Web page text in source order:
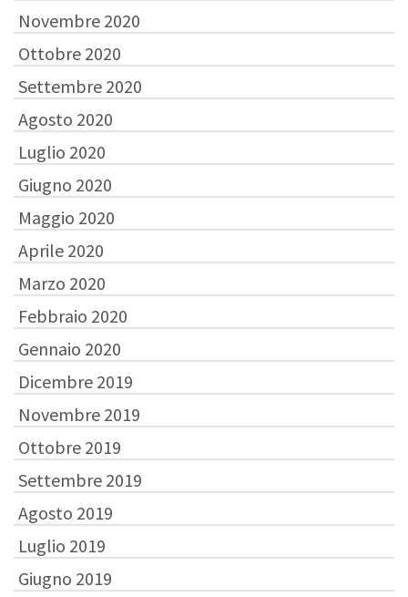
Novembre 2020
Ottobre 2020
Settembre 2020
Agosto 2020
Luglio 2020
Giugno 2020
Maggio 2020
Aprile 2020
Marzo 2020
Febbraio 2020
Gennaio 2020
Dicembre 2019
Novembre 2019
Ottobre 2019
Settembre 2019
Agosto 2019
Luglio 2019
Giugno 2019